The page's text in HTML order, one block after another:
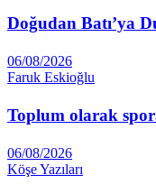
Doğudan Batı’ya
06/08/2026
Faruk Eskioğlu
Toplum olarak
06/08/2026
Köşe Yazıları